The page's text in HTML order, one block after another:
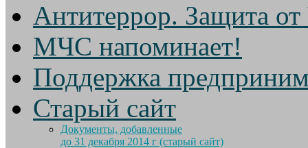
Антитеррор. Защита
МЧС напоминает!
Поддержка
Старый сайт
Документы, добавленные
до 31 декабря 2014 г (старый сайт)